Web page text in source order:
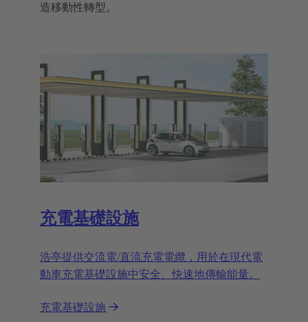
造移動性轉型。
充電基礎設施
浩亭提供交流電/直流充電電纜，用於在現代電
動車充電基礎設施中安全、快速地傳輸能量。
充電基礎設施